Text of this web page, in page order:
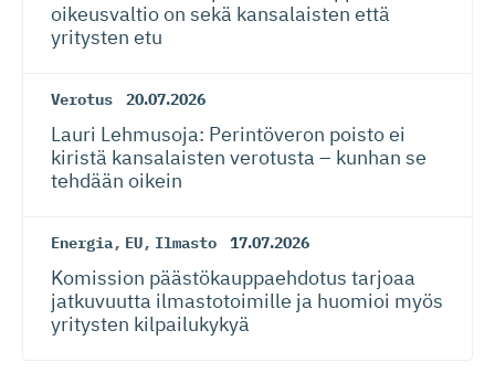
oikeusvaltio on sekä kansalaisten että
yritysten etu
Verotus 20.07.2026
Lauri Lehmusoja: Perintöveron poisto ei
kiristä kansalaisten verotusta – kunhan se
tehdään oikein
Energia, EU, Ilmasto 17.07.2026
Komission päästökaup­paehdotus tarjoaa
jatkuvuutta ilmastotoimille ja huomioi myös
yritysten kilpailukykyä